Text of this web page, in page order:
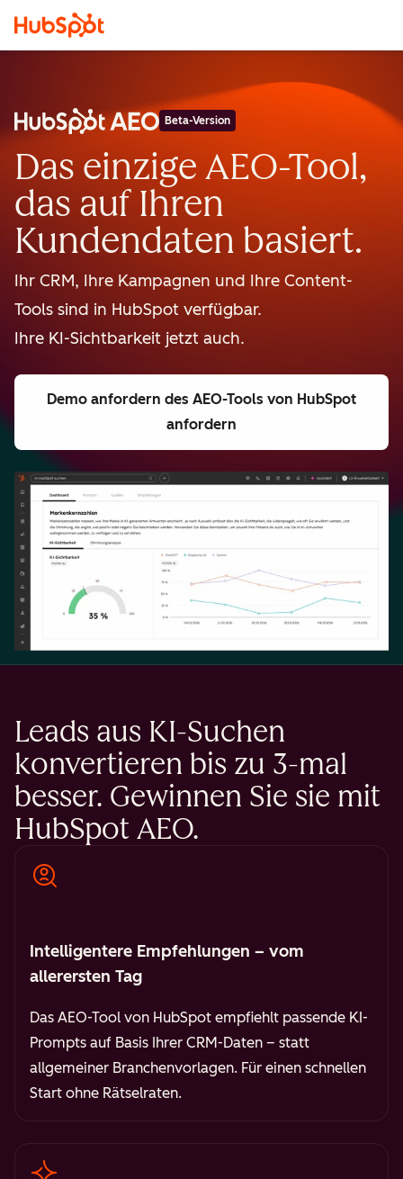
Beta-Version
Das einzige AEO-Tool,
das auf Ihren
Kundendaten basiert.
Ihr CRM, Ihre Kampagnen und Ihre Content-
Tools sind in HubSpot verfügbar.
Ihre KI-Sichtbarkeit jetzt auch.
Demo anfordern des AEO-Tools von HubSpot
anfordern
Leads aus KI-Suchen
konvertieren bis zu 3-mal
besser. Gewinnen Sie sie mit
HubSpot AEO.
Intelligentere Empfehlungen – vom
allerersten Tag
Das AEO-Tool von HubSpot empfiehlt passende KI-
Prompts auf Basis Ihrer CRM-Daten – statt
allgemeiner Branchenvorlagen. Für einen schnellen
Start ohne Rätselraten.